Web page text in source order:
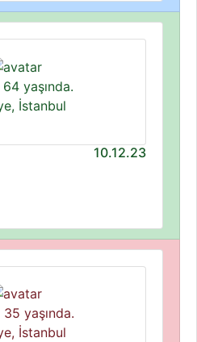
yaşında.
İstanbul
10.12.23
yaşında.
İstanbul